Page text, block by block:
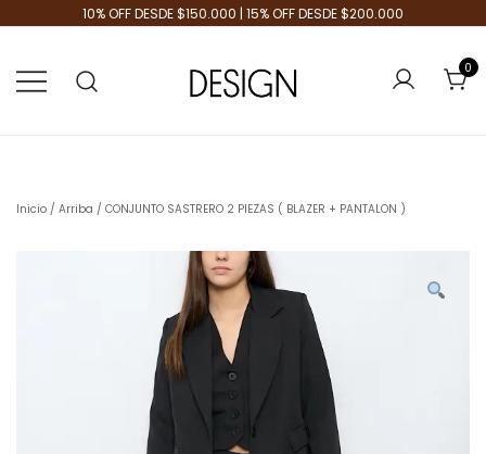
10% OFF DESDE $150.000 | 15% OFF DESDE $200.000
0
Inicio / Arriba / CONJUNTO SASTRERO 2 PIEZAS ( BLAZER + PANTALON )